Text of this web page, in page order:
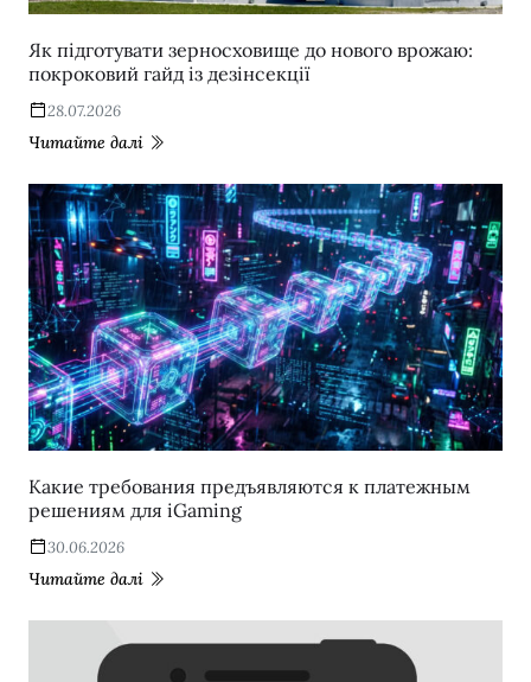
Як підготувати зерносховище до нового врожаю:
покроковий гайд із дезінсекції
28.07.2026
Читайте далі
Какие требования предъявляются к платежным
решениям для iGaming
30.06.2026
Читайте далі